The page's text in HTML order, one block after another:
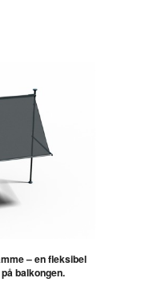
– en fleksibel
balkongen.